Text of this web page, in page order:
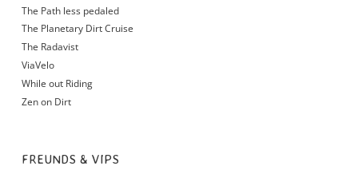
The Path less pedaled
The Planetary Dirt Cruise
The Radavist
ViaVelo
While out Riding
Zen on Dirt
FREUNDS & VIPS